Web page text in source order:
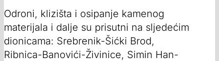
Odroni, klizišta i osipanje kamenog
materijala i dalje su prisutni na sljedećim
dionicama: Srebrenik-Šićki Brod,
Ribnica-Banovići-Živinice, Simin Han-